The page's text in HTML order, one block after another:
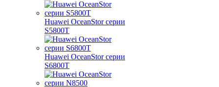
Huawei OceanStor серии
S5800T
Huawei OceanStor серии
S6800T